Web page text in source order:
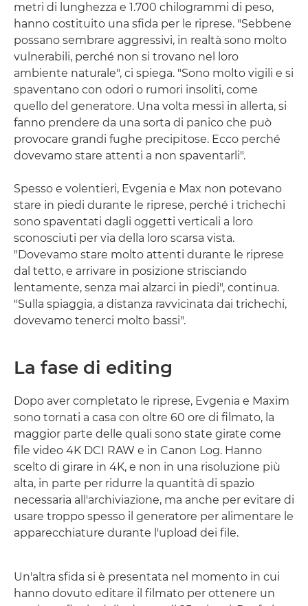
metri di lunghezza e 1.700 chilogrammi di peso,
hanno costituito una sfida per le riprese. "Sebbene
possano sembrare aggressivi, in realtà sono molto
vulnerabili, perché non si trovano nel loro
ambiente naturale", ci spiega. "Sono molto vigili e si
spaventano con odori o rumori insoliti, come
quello del generatore. Una volta messi in allerta, si
fanno prendere da una sorta di panico che può
provocare grandi fughe precipitose. Ecco perché
dovevamo stare attenti a non spaventarli".
Spesso e volentieri, Evgenia e Max non potevano
stare in piedi durante le riprese, perché i trichechi
sono spaventati dagli oggetti verticali a loro
sconosciuti per via della loro scarsa vista.
"Dovevamo stare molto attenti durante le riprese
dal tetto, e arrivare in posizione strisciando
lentamente, senza mai alzarci in piedi", continua.
"Sulla spiaggia, a distanza ravvicinata dai trichechi,
dovevamo tenerci molto bassi".
La fase di editing
Dopo aver completato le riprese, Evgenia e Maxim
sono tornati a casa con oltre 60 ore di filmato, la
maggior parte delle quali sono state girate come
file video 4K DCI RAW e in Canon Log. Hanno
scelto di girare in 4K, e non in una risoluzione più
alta, in parte per ridurre la quantità di spazio
necessaria all'archiviazione, ma anche per evitare di
usare troppo spesso il generatore per alimentare le
apparecchiature durante l'upload dei file.
Un'altra sfida si è presentata nel momento in cui
hanno dovuto editare il filmato per ottenere un